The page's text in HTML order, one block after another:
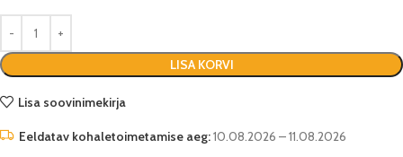
LISA KORVI
Lisa soovinimekirja
Eeldatav kohaletoimetamise aeg:10.08.2026 – 11.08.2026